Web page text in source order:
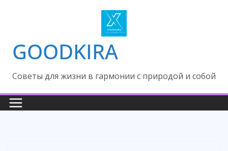
GOODKIRA
Cоветы для жизни в гармонии с природой и собой